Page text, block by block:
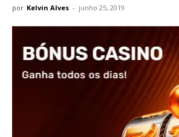
por Kelvin Alves - junho 25, 2019